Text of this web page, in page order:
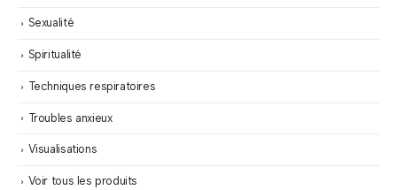
Sexualité
Spiritualité
Techniques respiratoires
Troubles anxieux
Visualisations
Voir tous les produits